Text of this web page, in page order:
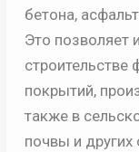
бетона,
Это позволяет
покрытий,
также в
почвы и других